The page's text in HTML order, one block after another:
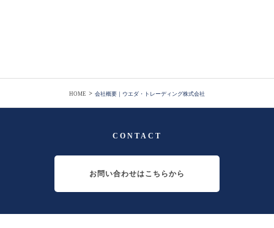
HOME > 会社概要｜ウエダ・トレーディング株式会社
CONTACT
お問い合わせはこちらから